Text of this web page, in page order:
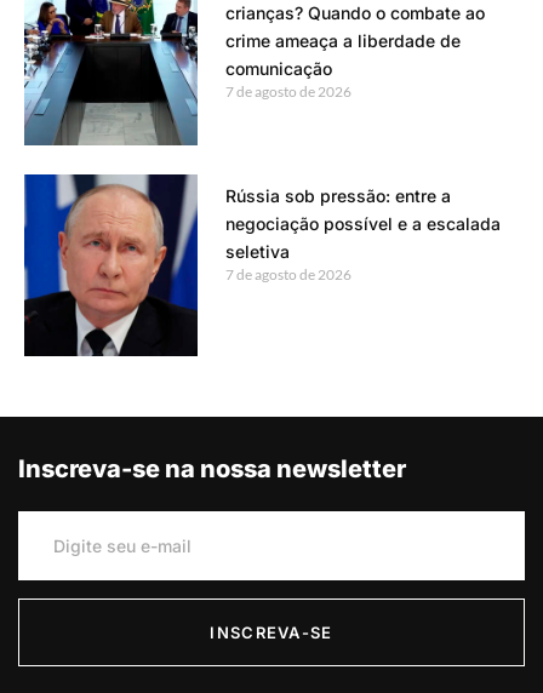
crianças? Quando o combate ao
crime ameaça a liberdade de
comunicação
7 de agosto de 2026
Rússia sob pressão: entre a
negociação possível e a escalada
seletiva
7 de agosto de 2026
Inscreva-se na nossa newsletter
INSCREVA-SE